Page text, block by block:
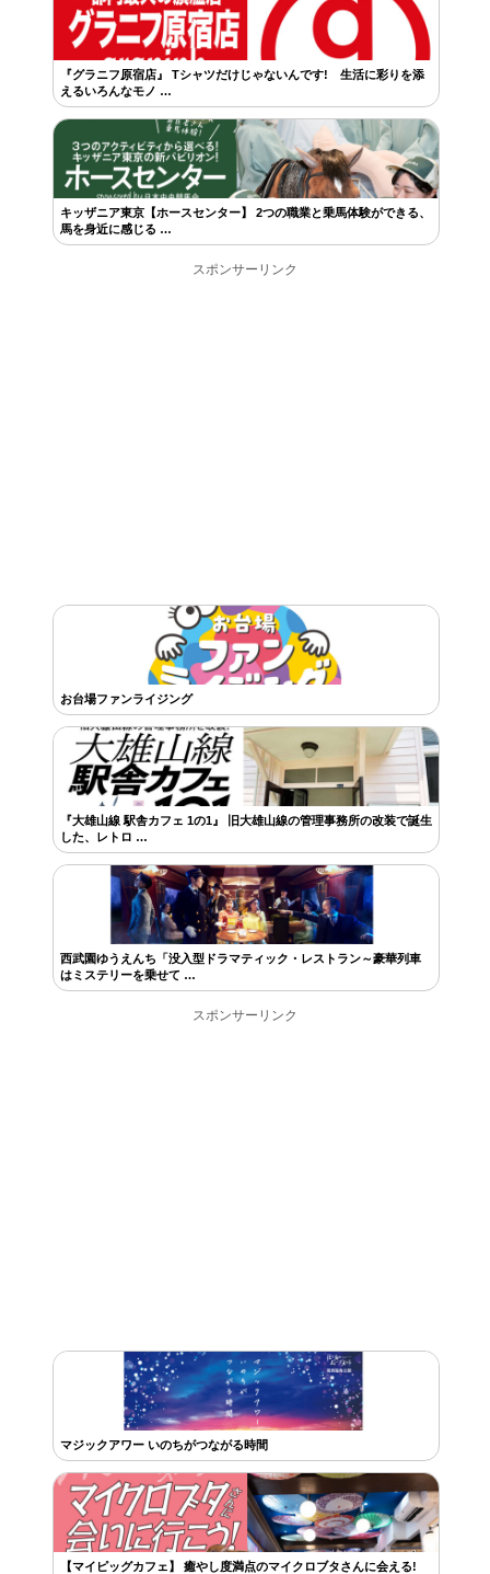
『グラニフ原宿店』 Tシャツだけじゃないんです! 生活に彩りを添
えるいろんなモノ …
キッザニア東京【ホースセンター】 2つの職業と乗馬体験ができる、
馬を身近に感じる …
スポンサーリンク
お台場ファンライジング
『大雄山線 駅舎カフェ 1の1』 旧大雄山線の管理事務所の改装で誕生
した、レトロ …
西武園ゆうえんち「没入型ドラマティック・レストラン～豪華列車
はミステリーを乗せて …
スポンサーリンク
マジックアワー いのちがつながる時間
【マイピッグカフェ】 癒やし度満点のマイクロブタさんに会える!